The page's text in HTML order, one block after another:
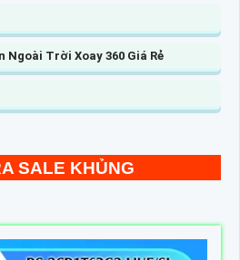
Ngoài Trời Xoay 360 Giá Rẻ
SALE KHỦNG